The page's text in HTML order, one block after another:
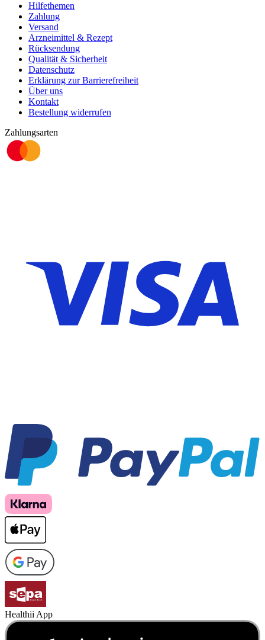
Hilfethemen
Zahlung
Versand
Arzneimittel & Rezept
Rücksendung
Qualität & Sicherheit
Datenschutz
Erklärung zur Barrierefreiheit
Über uns
Kontakt
Bestellung widerrufen
Zahlungsarten
Healthii App